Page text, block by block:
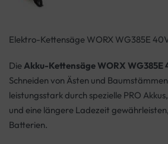
Elektro-Kettensäge WORX WG385E
Die Akku-Kettensäge WORX WG385E
Schneiden von Ästen und
leistungsstark durch spezielle PRO
und eine längere Ladezeit
Batterien.